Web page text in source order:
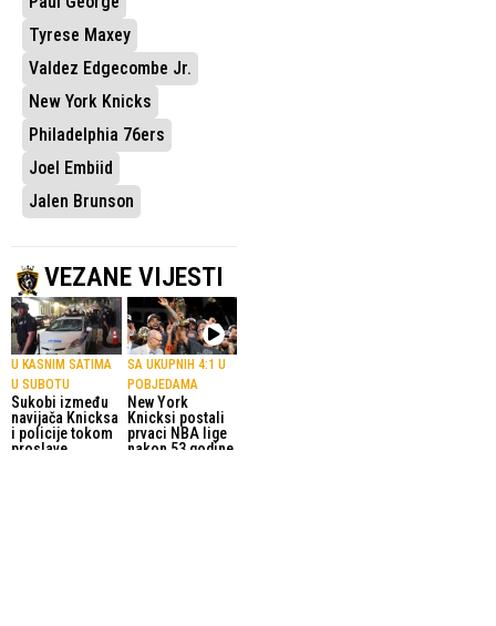
Tyrese Maxey
Valdez Edgecombe Jr.
New York Knicks
Philadelphia 76ers
Joel Embiid
Jalen Brunson
VEZANE VIJESTI
U KASNIM SATIMA
U SUBOTU
Sukobi između
navijača Knicksa
i policije tokom
proslave
SA UKUPNIH 4:1 U
POBJEDAMA
New York
Knicksi postali
prvaci NBA lige
nakon 53 godine